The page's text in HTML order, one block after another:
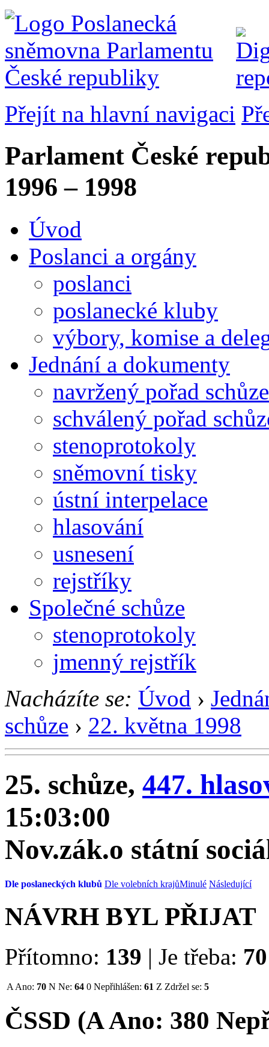
Přejít na hlavní navigaci
Parlament České
1996 – 1998
Úvod
Poslanci a orgány
poslanci
poslanecké kluby
výbory, komise a
Jednání a dokumenty
navržený pořad schůze
schválený pořad
stenoprotokoly
sněmovní tisky
ústní interpelace
hlasování
usnesení
rejstříky
Společné schůze
stenoprotokoly
jmenný rejstřík
Nacházíte se: Úvod ›
schůze › 22. května 1998
25. schůze, 447.
15:03:00
Nov.zák.o státní
Dle poslaneckých klubů Dle volebních krajůMinulé Následující
NÁVRH BYL PŘIJAT
Přítomno: 139 | Je třeba: 70
A Ano: 70 N Ne: 64 0 Nepřihlášen: 61 Z Zdržel se: 5
ČSSD (AAno: 380